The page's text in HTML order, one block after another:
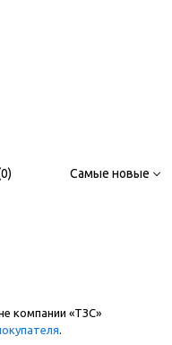
Самые новые
компании «ТЗС»